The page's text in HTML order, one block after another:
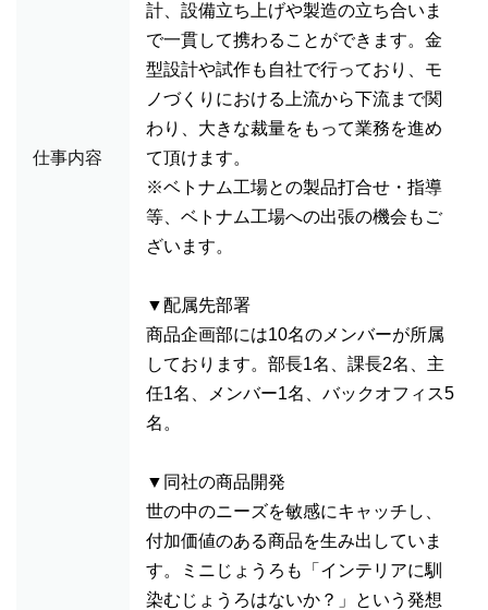
仕事内容
計、設備立ち上げや製造の立ち合いま
で一貫して携わることができます。金
型設計や試作も自社で行っており、モ
ノづくりにおける上流から下流まで関
わり、大きな裁量をもって業務を進め
て頂けます。
※ベトナム工場との製品打合せ・指導
等、ベトナム工場への出張の機会もご
ざいます。
▼配属先部署
商品企画部には10名のメンバーが所属
しております。部長1名、課長2名、主
任1名、メンバー1名、バックオフィス5
名。
▼同社の商品開発
世の中のニーズを敏感にキャッチし、
付加価値のある商品を生み出していま
す。ミニじょうろも「インテリアに馴
染むじょうろはないか？」という発想